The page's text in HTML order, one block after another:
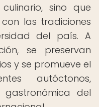
sino que
las tradiciones
del país. A
se preservan
y se promueve el
autóctonos,
del